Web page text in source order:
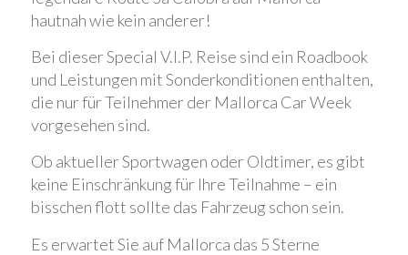
hautnah wie kein anderer!
Bei dieser Special V.I.P. Reise sind ein Roadbook
und Leistungen mit Sonderkonditionen enthalten,
die nur für Teilnehmer der Mallorca Car Week
vorgesehen sind.
Ob aktueller Sportwagen oder Oldtimer, es gibt
keine Einschränkung für Ihre Teilnahme – ein
bisschen flott sollte das Fahrzeug schon sein.
Es erwartet Sie auf Mallorca das 5 Sterne